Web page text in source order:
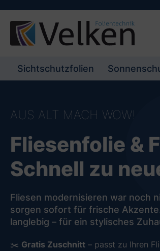
springen Zum
Sichtschutzfolien
AUS ALT MACH WOW!
Fliesenfolie &
Schnell zu
Fliesen modernisieren war noch
sorgen sofort für frische
langlebig – für ein stylisches
✂️ Gratis Zuschnitt – passt zu Ihren